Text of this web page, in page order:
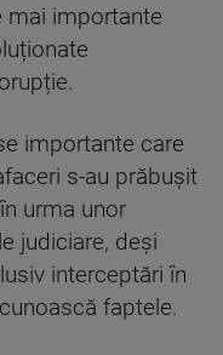
mai importante
importante care
s-au prăbușit
urma unor
judiciare, deși
interceptări în
faptele.